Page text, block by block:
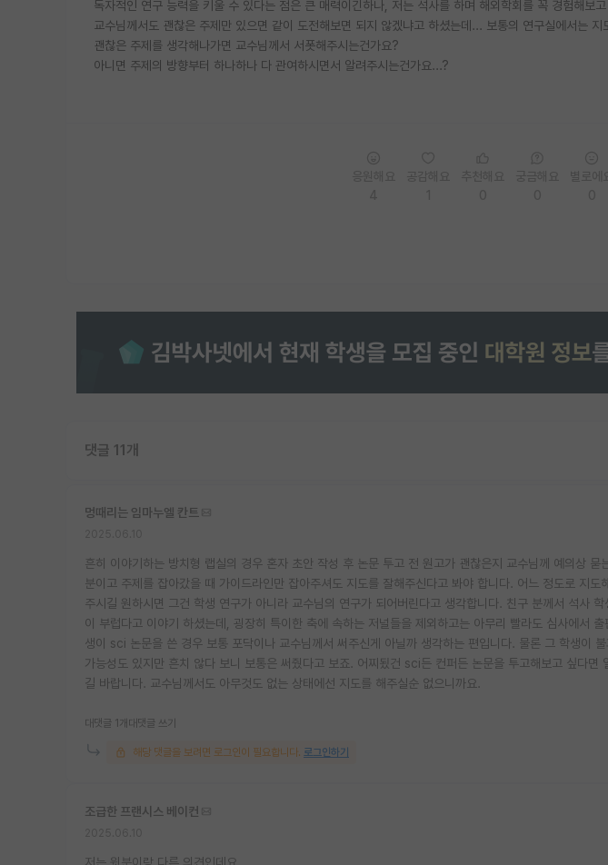
독자적인 연구 능력을 키울 수 있다는 점은 큰 매력이긴하나, 저는 석사를 하며 해외학회를 꼭 경험해보
교수님께서도 괜찮은 주제만 있으면 같이 도전해보면 되지 않겠냐고 하셨는데... 보통의 연구실에서는 지
괜찮은 주제를 생각해나가면 교수님께서 서폿해주시는건가요?
아니면 주제의 방향부터 하나하나 다 관여하시면서 알려주시는건가요...?
댓글 11개
멍때리는 임마누엘 칸트
흔히 이야기하는 방치형 랩실의 경우 혼자 초안 작성 후 논문 투고 전 원고가 괜찮은지 교수님께 예의상
분이고 주제를 잡아갔을 때 가이드라인만 잡아주셔도 지도를 잘해주신다고 봐야 합니다. 어느 정도로 지
주시길 원하시면 그건 학생 연구가 아니라 교수님의 연구가 되어버린다고 생각합니다. 친구 분께서 석사
이 부럽다고 이야기 하셨는데, 굉장히 특이한 축에 속하는 저널들을 제외하고는 아무리 빨라도 심사에서
생이 sci 논문을 쓴 경우 보통 포닥이나 교수님께서 써주신게 아닐까 생각하는 편입니다. 물론 그 학생이
가능성도 있지만 흔치 않다 보니 보통은 써줬다고 보죠. 어찌됬건 sci든 컨퍼든 논문을 투고해보고 싶다면
길 바랍니다. 교수님께서도 아무것도 없는 상태에선 지도를 해주실순 없으니까요.
대댓글 1개 대댓글 쓰기
해당 댓글을 보려면 로그인이 필요합니다. 로그인하기
조급한 프랜시스 베이컨
저는 윗분이랑 다른 의견인데요,